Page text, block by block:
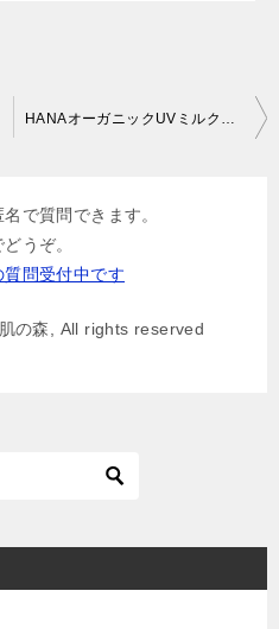
HANAオーガニックUVミルクでファンデーションが不要
で質問できます。
うぞ。
問受付中です
の森, All rights reserved